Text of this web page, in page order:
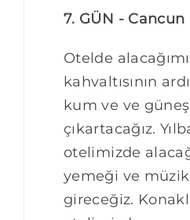
7. GÜN - Cancun
Otelde
kahvaltısının
kum ve ve
çıkartacağız.
otelimizde
yemeği ve
gireceğiz.